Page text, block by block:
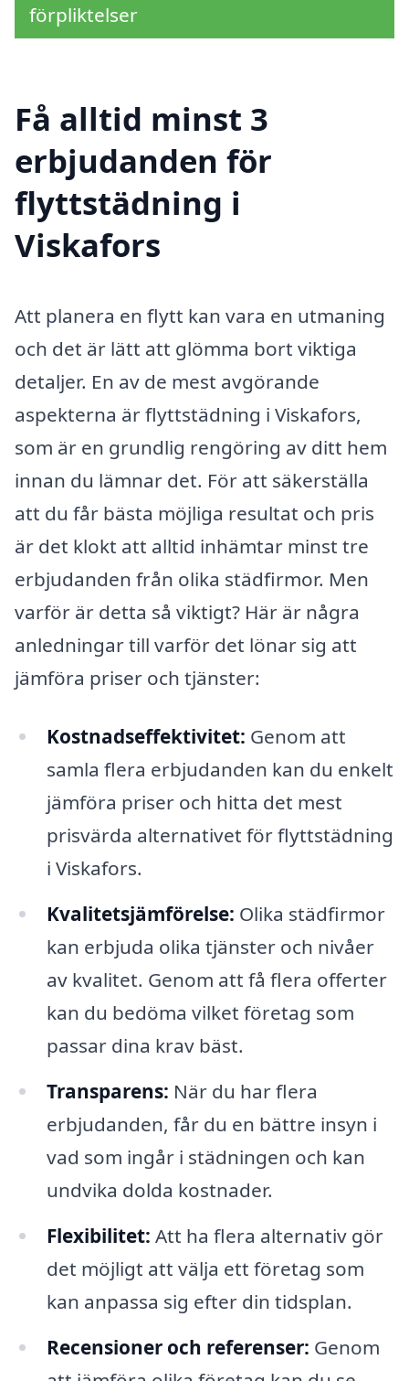
förpliktelser
Få alltid minst 3
erbjudanden för
flyttstädning i
Viskafors
Att planera en flytt kan vara en utmaning
och det är lätt att glömma bort viktiga
detaljer. En av de mest avgörande
aspekterna är flyttstädning i Viskafors,
som är en grundlig rengöring av ditt hem
innan du lämnar det. För att säkerställa
att du får bästa möjliga resultat och pris
är det klokt att alltid inhämtar minst tre
erbjudanden från olika städfirmor. Men
varför är detta så viktigt? Här är några
anledningar till varför det lönar sig att
jämföra priser och tjänster:
Kostnadseffektivitet: Genom att
samla flera erbjudanden kan du enkelt
jämföra priser och hitta det mest
prisvärda alternativet för flyttstädning
i Viskafors.
Kvalitetsjämförelse: Olika städfirmor
kan erbjuda olika tjänster och nivåer
av kvalitet. Genom att få flera offerter
kan du bedöma vilket företag som
passar dina krav bäst.
Transparens: När du har flera
erbjudanden, får du en bättre insyn i
vad som ingår i städningen och kan
undvika dolda kostnader.
Flexibilitet: Att ha flera alternativ gör
det möjligt att välja ett företag som
kan anpassa sig efter din tidsplan.
Recensioner och referenser: Genom